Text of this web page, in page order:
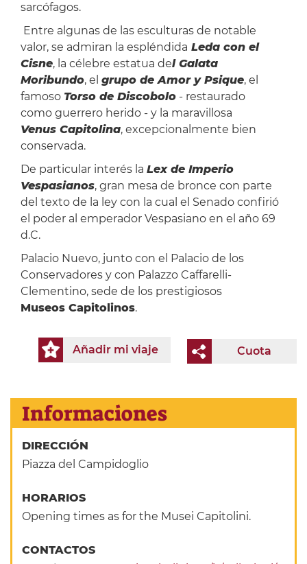
sarcófagos.
Entre algunas de las esculturas de notable
valor, se admiran la espléndida Leda con el
Cisne, la célebre estatua del Galata
Moribundo, el grupo de Amor y Psique, el
famoso Torso de Discobolo- restaurado
como guerrero herido - y la maravillosa
Venus Capitolina, excepcionalmente bien
conservada.
De particular interés la Lex de Imperio
Vespasianos, gran mesa de bronce con parte
del texto de la ley con la cual el Senado confirió
el poder al emperador Vespasiano en el año 69
d.C.
Palacio Nuevo, junto con el Palacio de los
Conservadores y con Palazzo Caffarelli-
Clementino, sede de los prestigiosos
Museos Capitolinos.
Cuota
Añadir mi viaje
Informaciones
DIRECCIÓN
Piazza del Campidoglio
HORARIOS
Opening times as for the Musei Capitolini.
CONTACTOS